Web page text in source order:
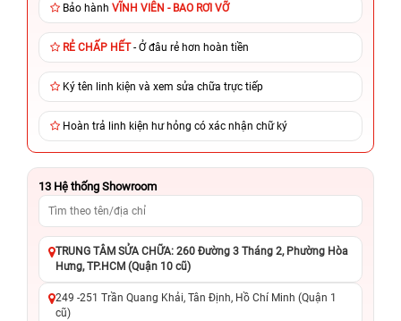
Bảo hành VĨNH VIỄN - BAO RƠI VỠ
RẺ CHẤP HẾT- Ở đâu rẻ hơn hoàn tiền
Ký tên linh kiện và xem sửa chữa trực tiếp
Hoàn trả linh kiện hư hỏng có xác nhận chữ ký
13 Hệ thống Showroom
TRUNG TÂM SỬA CHỮA: 260 Đường 3 Tháng 2, Phường Hòa
Hưng, TP.HCM (Quận 10 cũ)
249 -251 Trần Quang Khải, Tân Định, Hồ Chí Minh (Quận 1
cũ)